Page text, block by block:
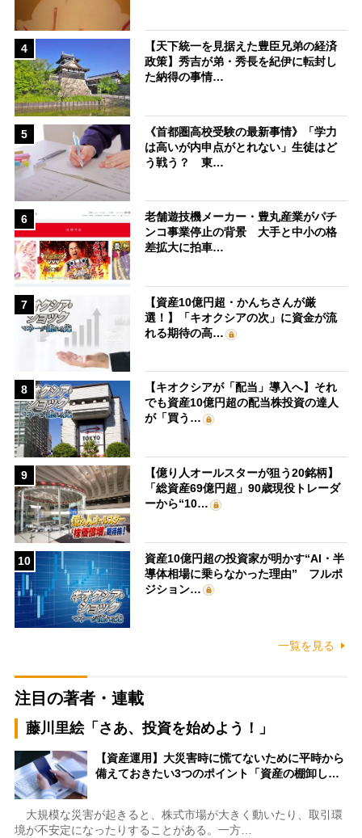
4
【天下統一を見据えた豊臣兄弟の経済
政策】秀吉が弟・秀長を紀伊に転封し
た納得の事情…
5
《首都圏高校受験の最新事情》「学力
は高いが内申点がとれない」生徒はど
う戦う？ 東…
6
老舗遊技機メーカー・豊丸産業がパチ
ンコ事業停止の背景 大手と中小の格
差拡大に拍車…
7
【資産10億円超・かんちさんが厳
選！】「キオクシアの次」に資金が流
れる期待の高…
8
【キオクシアが「配当」導入へ】それ
でも資産10億円超の配当株投資の達人
が「買う…
9
【億り人オールスターが狙う20銘柄】
「総資産69億円超」90歳現役トレーダ
ーから“10…
10
資産10億円超の投資家が明かす“AI・半
導体相場に乗らなかった理由” フルポ
ジション…
一覧を見る
注目の著者・連載
藤川里絵「さあ、投資を始めよう！」
【資産運用】大災害時に慌てないために平時から
備えておきたい3つのポイント「資産の棚卸し…
大規模な災害が起きると、株式市場が大きく動いたり、取引環
境が不安定になったりすることがある。一方…